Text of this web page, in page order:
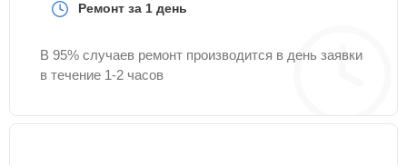
Ремонт за 1 день
В 95% случаев ремонт производится в день заявки
в течение 1-2 часов